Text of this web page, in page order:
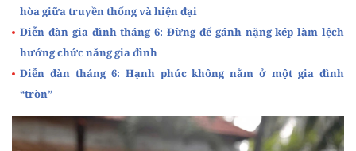
hòa giữa truyền thống và hiện đại
Diễn đàn gia đình tháng 6: Đừng để gánh nặng kép làm lệch
hướng chức năng gia đình
Diễn đàn tháng 6: Hạnh phúc không nằm ở một gia đình
“tròn”